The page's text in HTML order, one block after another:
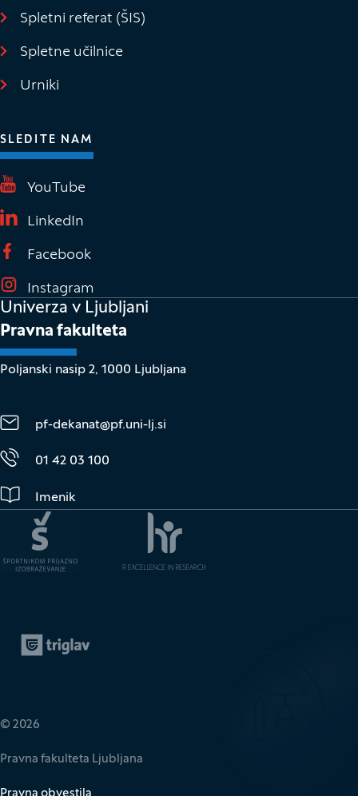
Spletni referat (ŠIS)
Spletne učilnice
Urniki
SLEDITE NAM
YouTube
LinkedIn
Facebook
Instagram
Univerza v Ljubljani
Pravna fakulteta
Poljanski nasip 2, 1000 Ljubljana
pf-dekanat@pf.uni-lj.si
01 42 03 100
Imenik
© 2026
Pravna fakulteta Ljubljana
Pravna obvestila